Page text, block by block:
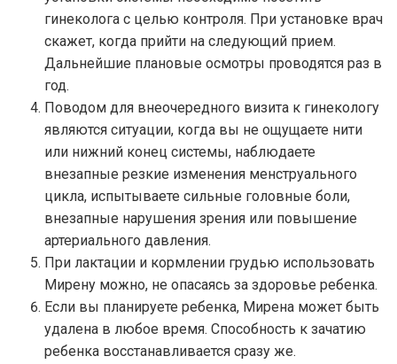
гинеколога с целью контроля. При установке врач
скажет, когда прийти на следующий прием.
Дальнейшие плановые осмотры проводятся раз в
год.
Поводом для внеочередного визита к гинекологу
являются ситуации, когда вы не ощущаете нити
или нижний конец системы, наблюдаете
внезапные резкие изменения менструального
цикла, испытываете сильные головные боли,
внезапные нарушения зрения или повышение
артериального давления.
При лактации и кормлении грудью использовать
Мирену можно, не опасаясь за здоровье ребенка.
Если вы планируете ребенка, Мирена может быть
удалена в любое время. Способность к зачатию
ребенка восстанавливается сразу же.